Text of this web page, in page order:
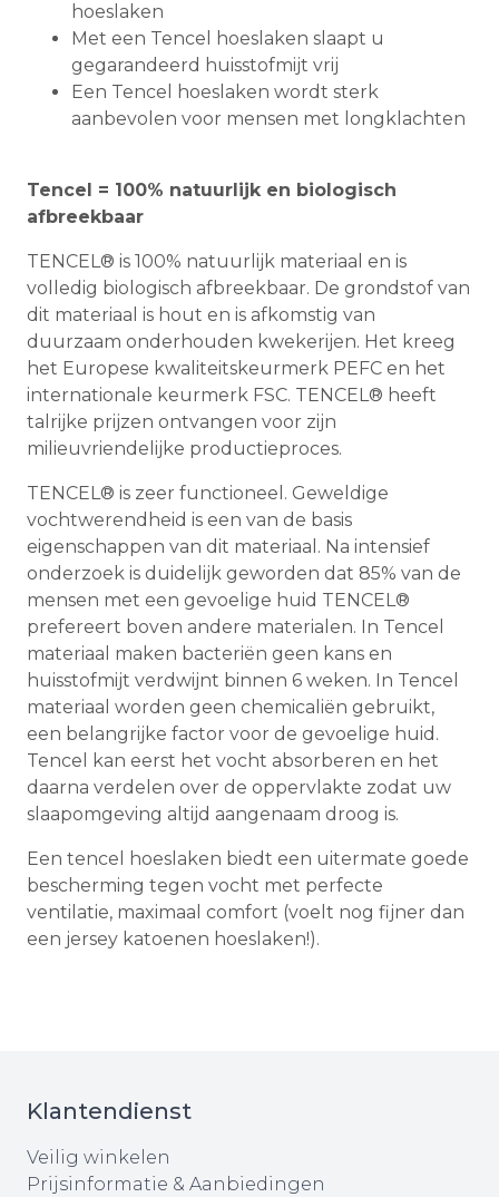
hoeslaken
Met een Tencel hoeslaken slaapt u
gegarandeerd huisstofmijt vrij
Een Tencel hoeslaken wordt sterk
aanbevolen voor mensen met longklachten
Tencel = 100% natuurlijk en biologisch
afbreekbaar
TENCEL® is 100% natuurlijk materiaal en is
volledig biologisch afbreekbaar. De grondstof van
dit materiaal is hout en is afkomstig van
duurzaam onderhouden kwekerijen. Het kreeg
het Europese kwaliteitskeurmerk PEFC en het
internationale keurmerk FSC. TENCEL® heeft
talrijke prijzen ontvangen voor zijn
milieuvriendelijke productieproces.
TENCEL® is zeer functioneel. Geweldige
vochtwerendheid is een van de basis
eigenschappen van dit materiaal. Na intensief
onderzoek is duidelijk geworden dat 85% van de
mensen met een gevoelige huid TENCEL®
prefereert boven andere materialen. In Tencel
materiaal maken bacteriën geen kans en
huisstofmijt verdwijnt binnen 6 weken. In Tencel
materiaal worden geen chemicaliën gebruikt,
een belangrijke factor voor de gevoelige huid.
Tencel kan eerst het vocht absorberen en het
daarna verdelen over de oppervlakte zodat uw
slaapomgeving altijd aangenaam droog is.
Een tencel hoeslaken biedt een uitermate goede
bescherming tegen vocht met perfecte
ventilatie, maximaal comfort (voelt nog fijner dan
een jersey katoenen hoeslaken!).
Klantendienst
Veilig winkelen
Prijsinformatie & Aanbiedingen